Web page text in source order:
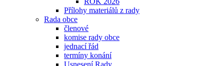
Přílohy materiálů z rady
Rada obce
členové
komise rady obce
jednací řád
termíny konání
Usnesení Rady